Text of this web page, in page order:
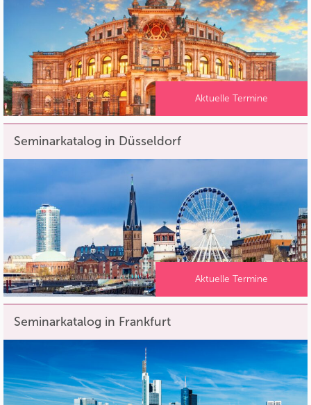
Aktuelle Termine
Seminarkatalog in Düsseldorf
Aktuelle Termine
Seminarkatalog in Frankfurt